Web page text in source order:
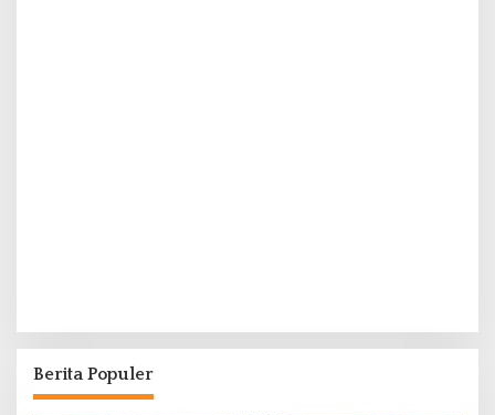
Berita Populer